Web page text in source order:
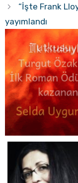
“İşte Frank
yayımlandı